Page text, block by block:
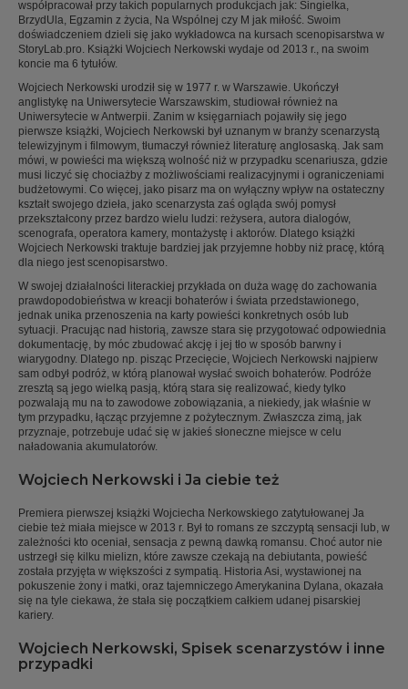
współpracował przy takich popularnych produkcjach jak: Singielka,
BrzydUla, Egzamin z życia, Na Wspólnej czy M jak miłość. Swoim
doświadczeniem dzieli się jako wykładowca na kursach scenopisarstwa w
StoryLab.pro. Książki Wojciech Nerkowski wydaje od 2013 r., na swoim
koncie ma 6 tytułów.
Wojciech Nerkowski urodził się w 1977 r. w Warszawie. Ukończył
anglistykę na Uniwersytecie Warszawskim, studiował również na
Uniwersytecie w Antwerpii. Zanim w księgarniach pojawiły się jego
pierwsze książki, Wojciech Nerkowski był uznanym w branży scenarzystą
telewizyjnym i filmowym, tłumaczył również literaturę anglosaską. Jak sam
mówi, w powieści ma większą wolność niż w przypadku scenariusza, gdzie
musi liczyć się chociażby z możliwościami realizacyjnymi i ograniczeniami
budżetowymi. Co więcej, jako pisarz ma on wyłączny wpływ na ostateczny
kształt swojego dzieła, jako scenarzysta zaś ogląda swój pomysł
przekształcony przez bardzo wielu ludzi: reżysera, autora dialogów,
scenografa, operatora kamery, montażystę i aktorów. Dlatego książki
Wojciech Nerkowski traktuje bardziej jak przyjemne hobby niż pracę, którą
dla niego jest scenopisarstwo.
W swojej działalności literackiej przykłada on duża wagę do zachowania
prawdopodobieństwa w kreacji bohaterów i świata przedstawionego,
jednak unika przenoszenia na karty powieści konkretnych osób lub
sytuacji. Pracując nad historią, zawsze stara się przygotować odpowiednia
dokumentację, by móc zbudować akcję i jej tło w sposób barwny i
wiarygodny. Dlatego np. pisząc Przecięcie, Wojciech Nerkowski najpierw
sam odbył podróż, w którą planował wysłać swoich bohaterów. Podróże
zresztą są jego wielką pasją, którą stara się realizować, kiedy tylko
pozwalają mu na to zawodowe zobowiązania, a niekiedy, jak właśnie w
tym przypadku, łącząc przyjemne z pożytecznym. Zwłaszcza zimą, jak
przyznaje, potrzebuje udać się w jakieś słoneczne miejsce w celu
naładowania akumulatorów.
Wojciech Nerkowski i Ja ciebie też
Premiera pierwszej książki Wojciecha Nerkowskiego zatytułowanej Ja
ciebie też miała miejsce w 2013 r. Był to romans ze szczyptą sensacji lub, w
zależności kto oceniał, sensacja z pewną dawką romansu. Choć autor nie
ustrzegł się kilku mielizn, które zawsze czekają na debiutanta, powieść
została przyjęta w większości z sympatią. Historia Asi, wystawionej na
pokuszenie żony i matki, oraz tajemniczego Amerykanina Dylana, okazała
się na tyle ciekawa, że stała się początkiem całkiem udanej pisarskiej
kariery.
Wojciech Nerkowski, Spisek scenarzystów i inne
przypadki